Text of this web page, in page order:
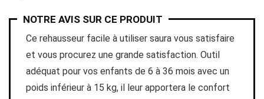
NOTRE AVIS SUR CE PRODUIT
Ce rehausseur facile à utiliser saura vous satisfaire
et vous procurez une grande satisfaction. Outil
adéquat pour vos enfants de 6 à 36 mois avec un
poids inférieur à 15 kg, il leur apportera le confort